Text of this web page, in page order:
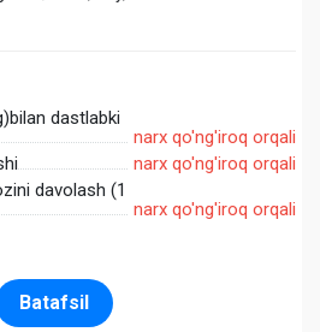
dastlabki
narx qo'ng'iroq orqali
narx qo'ng'iroq orqali
davolash (1
narx qo'ng'iroq orqali
Batafsil